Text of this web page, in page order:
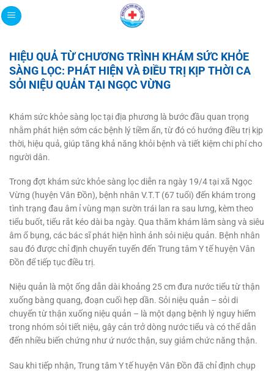
Bỏ
qua
dung
HIỆU QUẢ TỪ CHƯƠNG TRÌNH KHÁM SỨC KHỎE
SÀNG LỌC: PHÁT HIỆN VÀ ĐIỀU TRỊ KỊP THỜI CA
SỎI NIỆU QUẢN TẠI NGỌC VỪNG
Khám sức khỏe sàng lọc tại địa phương là bước đầu quan trọng
nhằm phát hiện sớm các bệnh lý tiềm ẩn, từ đó có hướng điều trị kịp
thời, hiệu quả, giúp tăng khả năng khỏi bệnh và tiết kiệm chi phí cho
người dân.
Trong đợt khám sức khỏe sàng lọc diễn ra ngày 19/4 tại xã Ngọc
Vừng (huyện Vân Đồn), bệnh nhân V.T.T (67 tuổi) đến khám trong
tình trạng đau âm ỉ vùng mạn sườn trái lan ra sau lưng, kèm theo
tiểu buốt, tiểu rắt kéo dài ba ngày. Qua thăm khám lâm sàng và siêu
âm ổ bụng, các bác sĩ phát hiện hình ảnh sỏi niệu quản. Bệnh nhân
sau đó được chỉ định chuyển tuyến đến Trung tâm Y tế huyện Vân
Đồn để tiếp tục điều trị.
Niệu quản là một ống dẫn dài khoảng 25 cm đưa nước tiểu từ thận
xuống bàng quang, đoạn cuối hẹp dần. Sỏi niệu quản – sỏi di
chuyển từ thận xuống niệu quản – là một dạng bệnh lý nguy hiểm
trong nhóm sỏi tiết niệu, gây cản trở dòng nước tiểu và có thể dẫn
đến nhiều biến chứng như ứ nước thận, suy giảm chức năng thận.
Sau khi tiếp nhận, Trung tâm Y tế huyện Vân Đồn đã chỉ định chụp